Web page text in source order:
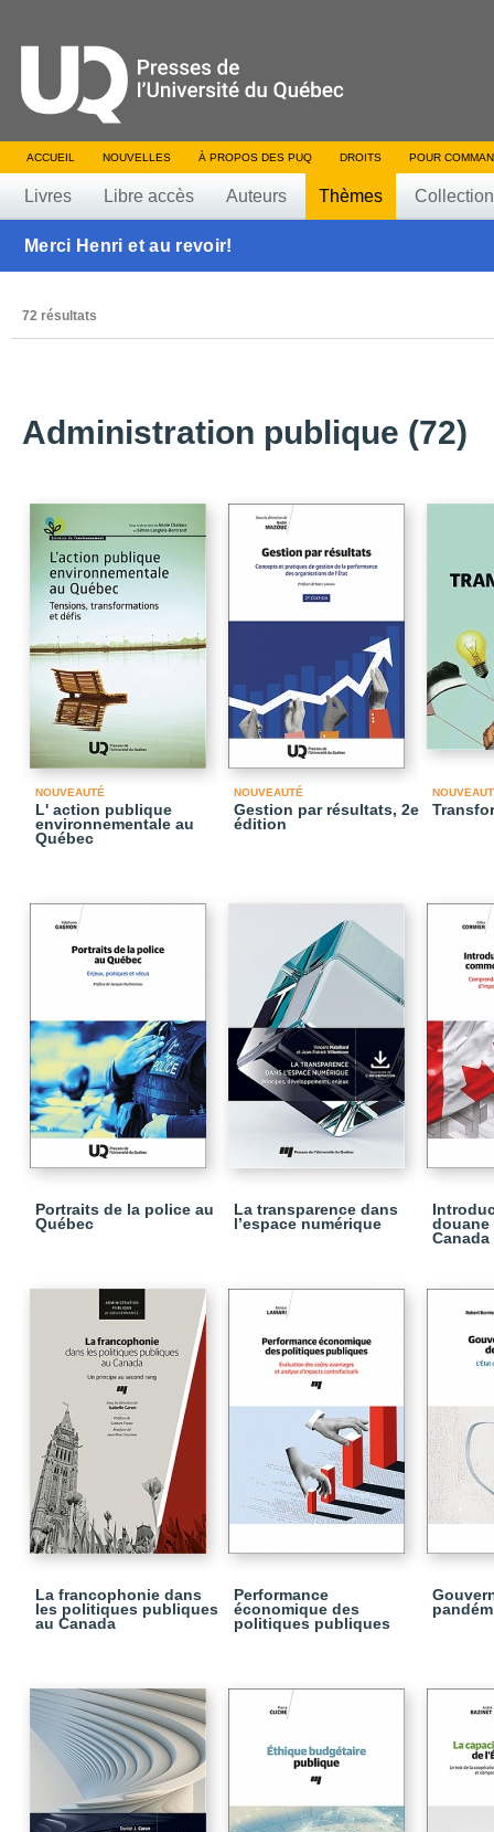
ACCUEIL NOUVELLES À PROPOS DES PUQ DROITS POUR
Livres Libre accès Auteurs Thèmes
Merci Henri et au revoir!
72 résultats
Administration publique (72)
NOUVEAUTÉ
L' action publique
environnementale au
Québec
NOUVEAUTÉ
Gestion par résultats, 2e
édition
Portraits de la police au
Québec
La transparence dans
l’espace numérique
douane
Canada
La francophonie dans
les politiques publiques
au Canada
Performance
économique des
politiques publiques